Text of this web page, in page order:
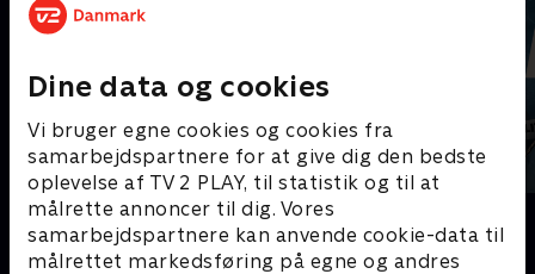
Dine data og cookies
Vi bruger egne cookies og cookies fra
samarbejdspartnere for at give dig den bedste
oplevelse af TV 2 PLAY, til statistik og til at
målrette annoncer til dig. Vores
samarbejdspartnere kan anvende cookie-data til
målrettet markedsføring på egne og andres
Beverly Hills 90210